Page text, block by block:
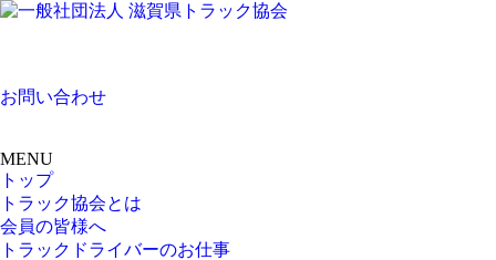
お問い合わせ
MENU
トップ
トラック協会とは
会員の皆様へ
トラックドライバーのお仕事